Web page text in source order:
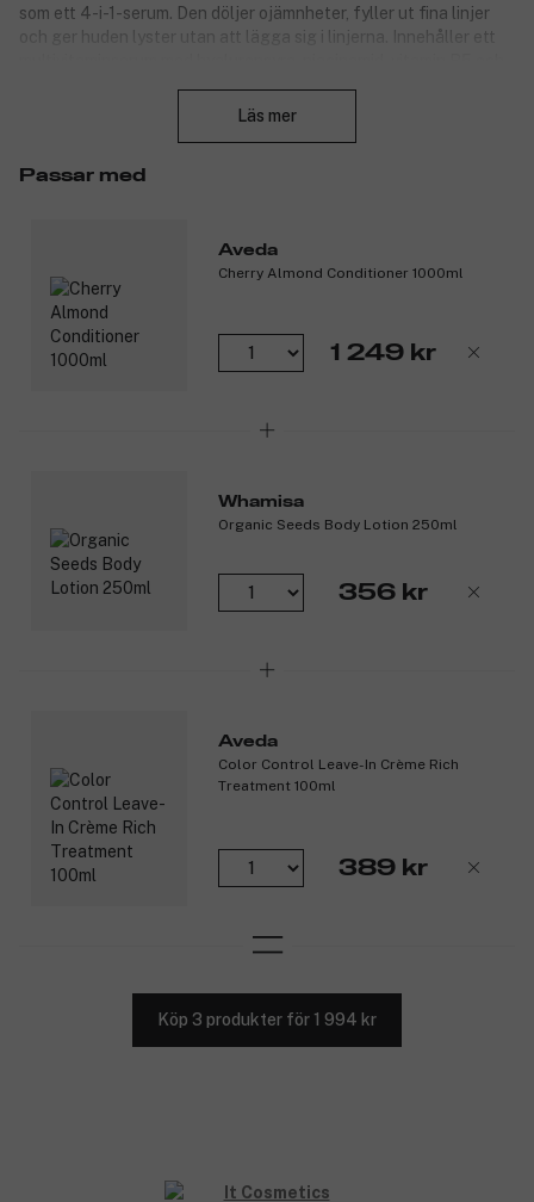
som ett 4-i-1-serum. Den döljer ojämnheter, fyller ut fina linjer
och ger huden lyster utan att lägga sig i linjerna. Innehåller ett
textur och lyster. Concealern har en lätt konsistens och en mjuk
formula och dermatologiskt testad.
Läs mer
Passar med
Aveda
Cherry Almond Conditioner 1000ml
1 249 kr
Whamisa
Organic Seeds Body Lotion 250ml
356 kr
Aveda
Color Control Leave-In Crème Rich
Treatment 100ml
389 kr
Köp 3 produkter för 1 994 kr